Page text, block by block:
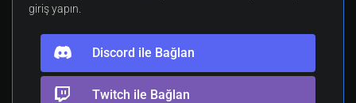
giriş yapın.
Discord ile Bağlan
Twitch ile Bağlan